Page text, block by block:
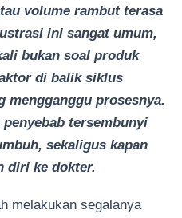
volume rambut terasa
ini sangat umum,
bukan soal produk
di balik siklus
mengganggu prosesnya.
tersembunyi
sekaligus kapan
diri ke dokter.
melakukan segalanya